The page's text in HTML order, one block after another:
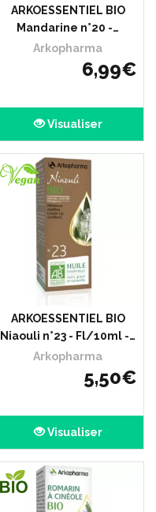
ARKOESSENTIEL BIO
Mandarine n°20 -…
Arkopharma
6,99€
Visualiser
ARKOESSENTIEL BIO
Niaouli n°23 - Fl/10ml -…
Arkopharma
5,50€
Visualiser